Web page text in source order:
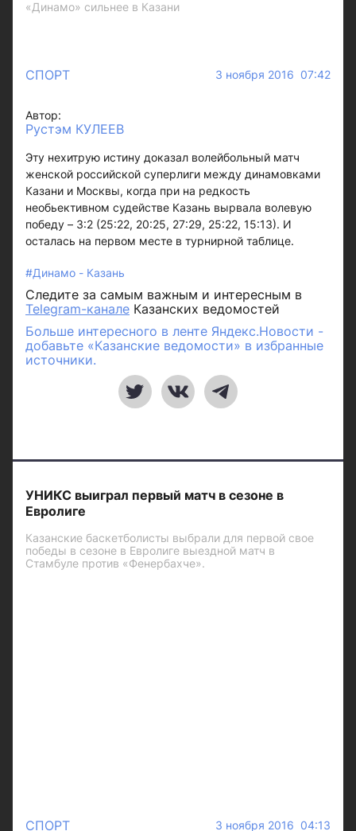
«Динамо» сильнее в Казани
СПОРТ 3 ноября 2016 07:42
Автор:
Рустэм КУЛЕЕВ
Эту нехитрую истину доказал волейбольный матч
женской российской суперлиги между динамовками
Казани и Москвы, когда при на редкость
необьективном судействе Казань вырвала волевую
победу – 3:2 (25:22, 20:25, 27:29, 25:22, 15:13). И
осталась на первом месте в турнирной таблице.
#Динамо - Казань
Следите за самым важным и интересным в
Telegram-канале Казанских ведомостей
Больше интересного в ленте Яндекс.Новости -
добавьте «Казанские ведомости» в избранные
источники.
УНИКС выиграл первый матч в сезоне в
Евролиге
Казанские баскетболисты выбрали для первой свое
победы в сезоне в Евролиге выездной матч в
Стамбуле против «Фенербахче».
СПОРТ 3 ноября 2016 04:13